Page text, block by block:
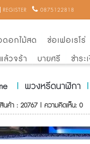
REGISTER 0875122818
ดอกไม้สด ช่อเฟอเรโร่
ล้วจร้า
บายศรี ชำระ
| พวงหรีดนาฬิกา |
นค้า : 20767 | ความคิดเห็น: 0